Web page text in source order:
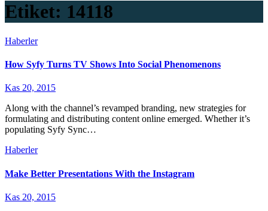
Etiket: 14118
Haberler
How Syfy Turns TV Shows Into Social Phenomenons
Kas 20, 2015
Along with the channel’s revamped branding, new strategies for
formulating and distributing content online emerged. Whether it’s
populating Syfy Sync…
Haberler
Make Better Presentations With the Instagram
Kas 20, 2015